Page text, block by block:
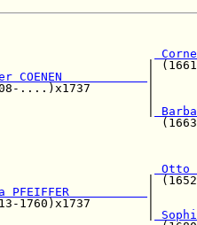
|
COENEN
| (1708-
Otto
| (1652-
PFEIFFER